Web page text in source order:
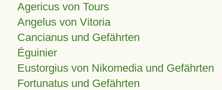
Agericus von Tours
Angelus von Vitoria
Cancianus und Gefährten
Éguinier
Eustorgius von Nikomedia und Gefährten
Fortunatus und Gefährten